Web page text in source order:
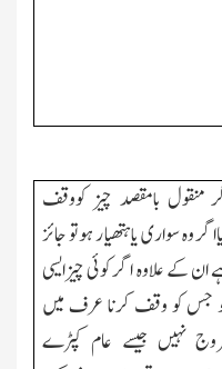
منقول بامقصد چیز کووقف
وہ سواری یاہتھیار ہوتو جائز
ان کے علاوہ اگر کوئی چیزایسی
جس کو وقف کرنا عرف میں
نہیں جیسے عام کپڑے